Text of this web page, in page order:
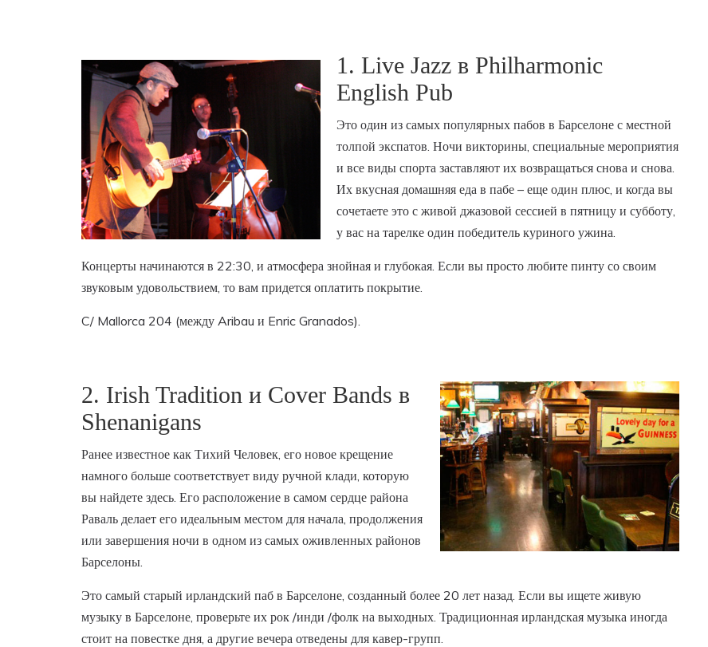
1. Live Jazz в Philharmonic
English Pub
Это один из самых популярных пабов в Барселоне с местной
толпой экспатов. Ночи викторины, специальные мероприятия
и все виды спорта заставляют их возвращаться снова и снова.
Их вкусная домашняя еда в пабе – еще один плюс, и когда вы
сочетаете это с живой джазовой сессией в пятницу и субботу,
у вас на тарелке один победитель куриного ужина.
Концерты начинаются в 22:30, и атмосфера знойная и глубокая. Если вы просто любите пинту со своим
звуковым удовольствием, то вам придется оплатить покрытие.
C/ Mallorca 204 (между Aribau и Enric Granados).
2. Irish Tradition и Cover Bands в
Shenanigans
Ранее известное как Тихий Человек, его новое крещение
намного больше соответствует виду ручной клади, которую
вы найдете здесь. Его расположение в самом сердце района
Раваль делает его идеальным местом для начала, продолжения
или завершения ночи в одном из самых оживленных районов
Барселоны.
Это самый старый ирландский паб в Барселоне, созданный более 20 лет назад. Если вы ищете живую
музыку в Барселоне, проверьте их рок /инди /фолк на выходных. Традиционная ирландская музыка иногда
стоит на повестке дня, а другие вечера отведены для кавер-групп.